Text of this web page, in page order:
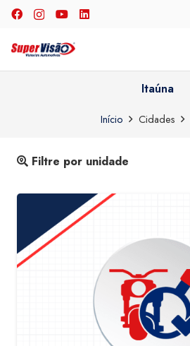
Itaúna
Início Cidades
Filtre por unidade